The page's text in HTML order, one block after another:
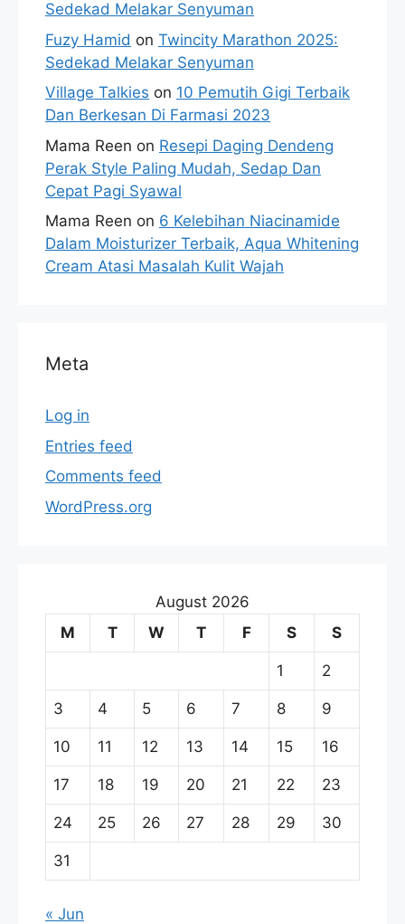
Sedekad Melakar Senyuman
Fuzy Hamid on Twincity Marathon 2025:
Sedekad Melakar Senyuman
Village Talkies on 10 Pemutih Gigi Terbaik
Dan Berkesan Di Farmasi 2023
Mama Reen on Resepi Daging Dendeng
Perak Style Paling Mudah, Sedap Dan
Cepat Pagi Syawal
Mama Reen on 6 Kelebihan Niacinamide
Dalam Moisturizer Terbaik, Aqua Whitening
Cream Atasi Masalah Kulit Wajah
Meta
Log in
Entries feed
Comments feed
WordPress.org
August 2026
M
T W T F S S
1 2
3 4 5 6 7 8 9
10 11 12 13 14 15 16
17 18 19 20 21 22 23
24 25 26 27 28 29 30
31
« Jun